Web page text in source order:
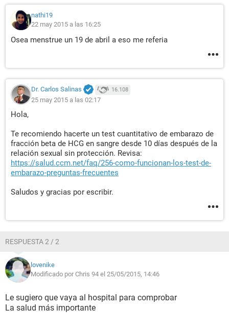
nathi19
22 may 2015 a las 16:25
Osea menstrue un 19 de abril a eso me referia
Dr. Carlos Salinas 16.108
25 may 2015 a las 02:17
Hola,
Te recomiendo hacerte un test cuantitativo de embarazo de
fracción beta de HCG en sangre desde 10 días después de la
relación sexual sin protección. Revisa:
https://salud.ccm.net/faq/256-como-funcionan-los-test-de-
embarazo-preguntas-frecuentes
Saludos y gracias por escribir.
RESPUESTA 2 / 2
lovenike
Modificado por Chris 94 el 25/05/2015, 14:46
Le sugiero que vaya al hospital para comprobar
La salud más importante